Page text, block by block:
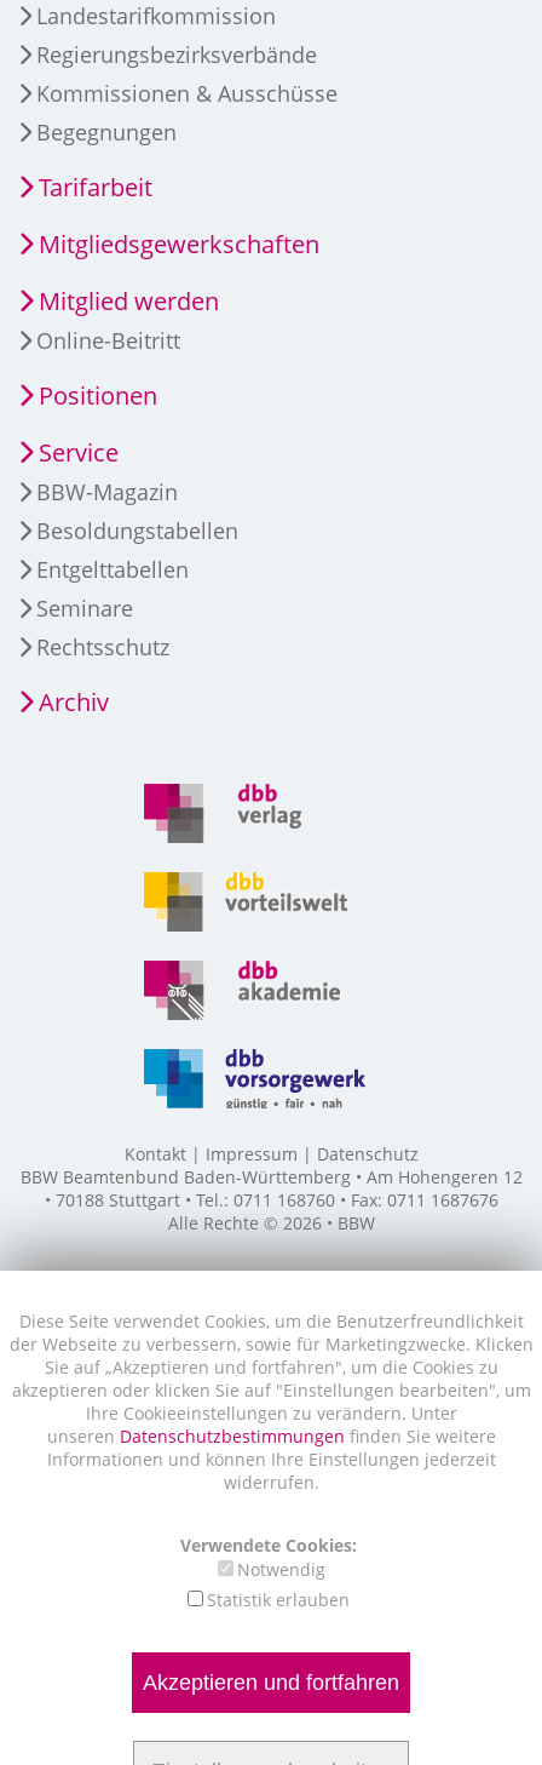
Diese Seite verwendet Cookies, um die Benutzerfreundlichkeit
der Webseite zu verbessern, sowie für Marketingzwecke. Klicken
Sie auf „Akzeptieren und fortfahren", um die Cookies zu
akzeptieren oder klicken Sie auf "Einstellungen bearbeiten", um
Ihre Cookieeinstellungen zu verändern. Unter
unseren Datenschutzbestimmungen finden Sie weitere
Informationen und können Ihre Einstellungen jederzeit
widerrufen.
Verwendete Cookies:
Notwendig
Statistik erlauben
Akzeptieren und fortfahren
Landestarifkommission
Regierungsbezirksverbände
Kommissionen & Ausschüsse
Begegnungen
Tarifarbeit
Mitgliedsgewerkschaften
Mitglied werden
Online-Beitritt
Positionen
Service
BBW-Magazin
Besoldungstabellen
Entgelttabellen
Seminare
Rechtsschutz
Archiv
Kontakt Impressum
Datenschutz
BBW Beamtenbund Baden-Württemberg • Am Hohengeren 12
• 70188 Stuttgart • Tel.: 0711 168760 • Fax: 0711 1687676
Alle Rechte © 2026 • BBW